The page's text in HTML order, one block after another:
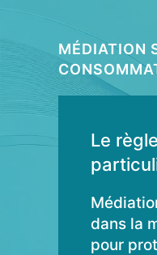
MÉDIATION
Le
dans la
pour